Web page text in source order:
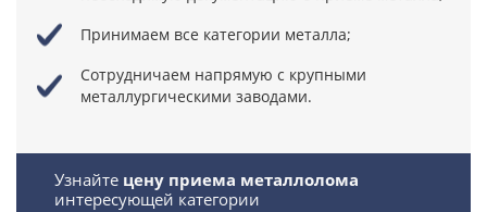
Принимаем все категории металла;
Сотрудничаем напрямую с крупными
металлургическими заводами.
Узнайте цену приема металлолома
интересующей категории